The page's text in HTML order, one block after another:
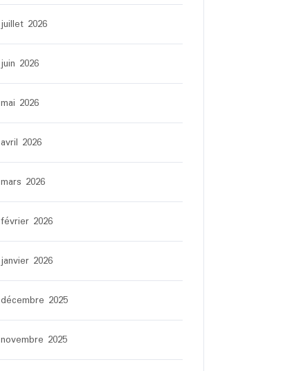
juillet 2026
juin 2026
mai 2026
avril 2026
mars 2026
février 2026
janvier 2026
décembre 2025
novembre 2025